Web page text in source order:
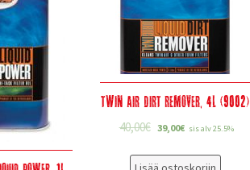
Twin Air Dirt Remover, 4L (9002)
40,00€ 39,00€ sis alv 25.5%